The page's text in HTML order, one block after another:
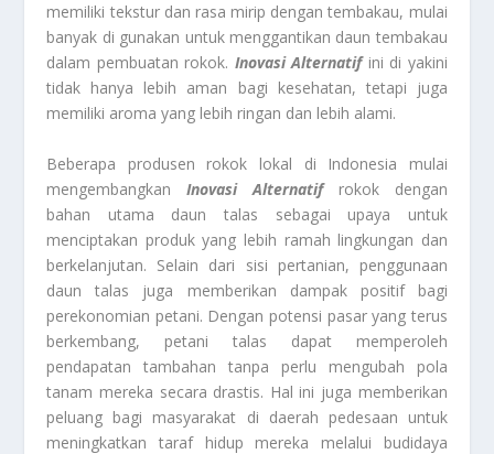
memiliki tekstur dan rasa mirip dengan tembakau, mulai
banyak di gunakan untuk menggantikan daun tembakau
dalam pembuatan rokok. Inovasi Alternatifini di yakini
tidak hanya lebih aman bagi kesehatan, tetapi juga
memiliki aroma yang lebih ringan dan lebih alami.
Beberapa produsen rokok lokal di Indonesia mulai
mengembangkanInovasi Alternatifrokok dengan
bahan utama daun talas sebagai upaya untuk
menciptakan produk yang lebih ramah lingkungan dan
berkelanjutan. Selain dari sisi pertanian, penggunaan
daun talas juga memberikan dampak positif bagi
perekonomian petani. Dengan potensi pasar yang terus
berkembang, petani talas dapat memperoleh
pendapatan tambahan tanpa perlu mengubah pola
tanam mereka secara drastis. Hal ini juga memberikan
peluang bagi masyarakat di daerah pedesaan untuk
meningkatkan taraf hidup mereka melalui budidaya